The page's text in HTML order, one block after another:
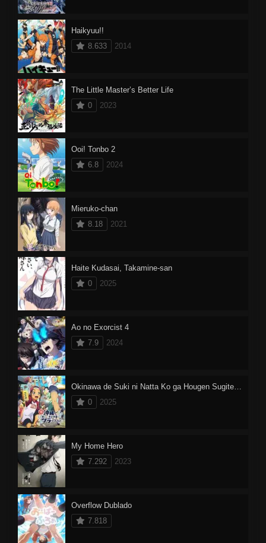
Haikyuu!!
8.633
2014
The Little Master’s Better Life
0
2023
Ooi! Tonbo 2
6.8
2024
Mieruko-chan
8.18
2021
Haite Kudasai, Takamine-san
0
2025
Ao no Exorcist 4
7.9
2024
Okinawa de Suki ni Natta Ko ga Hougen Sugite Tsurasugiru
0
2025
My Home Hero
7.292
2023
Overflow Dublado
7.818